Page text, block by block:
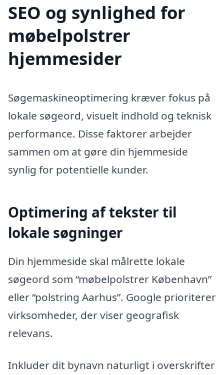
SEO og synlighed for
møbelpolstrer
hjemmesider
Søgemaskineoptimering kræver fokus på
lokale søgeord, visuelt indhold og teknisk
performance. Disse faktorer arbejder
sammen om at gøre din hjemmeside
synlig for potentielle kunder.
Optimering af tekster til
lokale søgninger
Din hjemmeside skal målrette lokale
søgeord som “møbelpolstrer København”
eller “polstring Aarhus”. Google prioriterer
virksomheder, der viser geografisk
relevans.
Inkluder dit bynavn naturligt i overskrifter